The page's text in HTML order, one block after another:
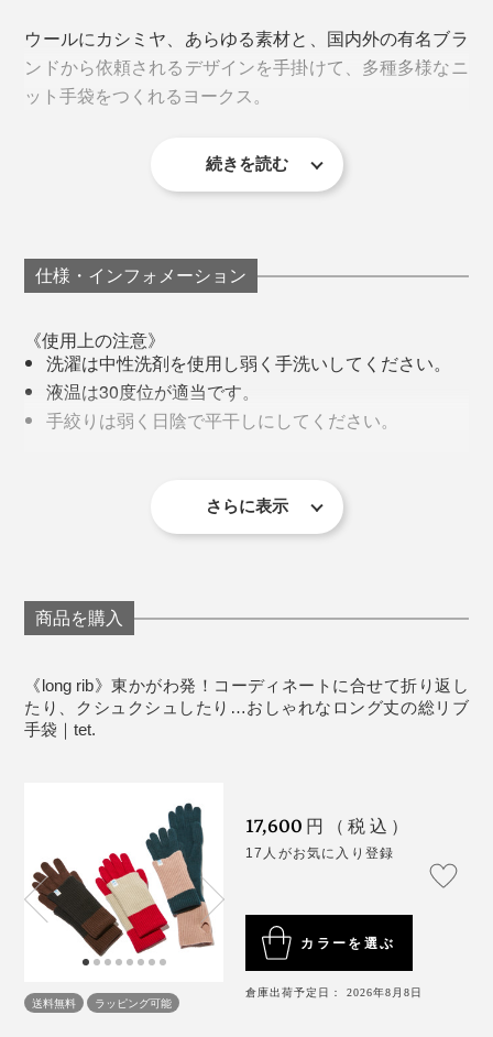
コーディネートや気候によって、いろんな楽しみ方がで
きます。
ウールにカシミヤ、あらゆる素材と、国内外の有名ブラ
ンドから依頼されるデザインを手掛けて、多種多様なニ
ット手袋をつくれるヨークス。
例えば、ニットを編む糸ひとつとっても、カシミヤのよ
編み機に掛ける糸のテンションを変えたり、編み機の設
ヨークスのレジェンド職人、松村宣彦さん。糸と編み機の調子を、長年の経験と
続きを読む
仕様・インフォメーション
《使用上の注意》
洗濯は中性洗剤を使用し弱く手洗いしてください。
液温は30度位が適当です。
手絞りは弱く日陰で平干しにしてください。
いのでご注意ください。
タンブラー乾燥は避けてください。
りする場合がありますのでご注意ください。
サイズ（アイテム寸法）：（約）全長39.5×幅
7.5cm、中指の指先から手首まで／約18cm
素材：カシミヤ97%・ナイロン2%・ポリウレタン1%
さらに表示
商品を購入
《long rib》東かがわ発！コーディネートに合せて折り返し
たり、クシュクシュしたり…おしゃれなロング丈の総リブ
手袋｜tet.
送料無料 ラッピング可能
17,600 円（税込）
17人がお気に入り登録
カラーを選ぶ
倉庫出荷予定日： 2026年8月8日